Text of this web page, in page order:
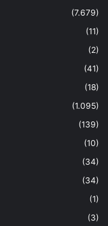
(7.679)
(11)
(2)
(41)
(18)
(1.095)
(139)
(10)
(34)
(34)
(1)
(3)